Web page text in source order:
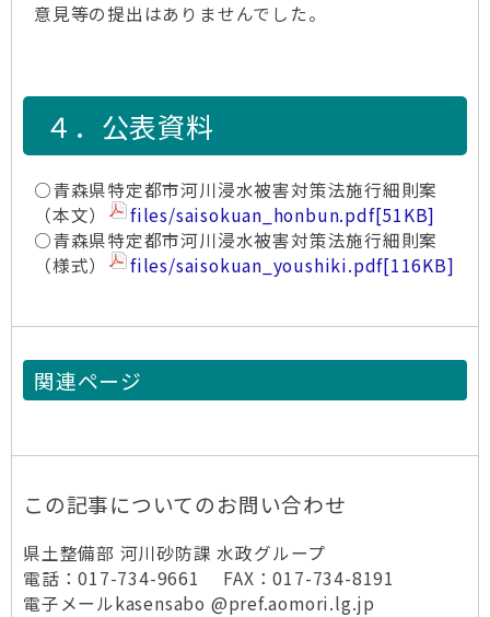
意見等の提出はありませんでした。
４．公表資料
○青森県特定都市河川浸水被害対策法施行細則案
（本文）
files/saisokuan_honbun.pdf[51KB]
○青森県特定都市河川浸水被害対策法施行細則案
（様式）
files/saisokuan_youshiki.pdf[116KB]
関連ページ
この記事についてのお問い合わせ
県土整備部 河川砂防課 水政グループ
電話：017-734-9661 FAX：017-734-8191
電子メールkasensabo @pref.aomori.lg.jp